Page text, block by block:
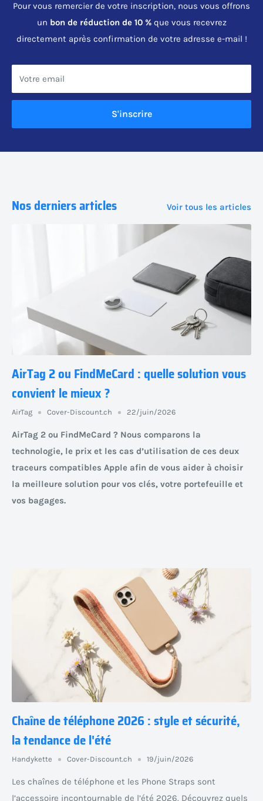
Pour vous remercier de votre inscription, nous vous offrons
un bon de réduction de 10 %que vous recevrez
directement après confirmation de votre adresse e-mail !
Votre email
S'inscrire
Nos derniers articles Voir tous les articles
AirTag 2 ou FindMeCard : quelle solution vous
convient le mieux ?
AirTag Cover-Discount.ch 22/juin/2026
AirTag 2 ou FindMeCard ? Nous comparons la
technologie, le prix et les cas d’utilisation de ces deux
traceurs compatibles Apple afin de vous aider à choisir
la meilleure solution pour vos clés, votre portefeuille et
vos bagages.
Chaîne de téléphone 2026 : style et sécurité,
la tendance de l'été
Handykette Cover-Discount.ch 19/juin/2026
Les chaînes de téléphone et les Phone Straps sont
l’accessoire incontournable de l’été 2026. Découvrez quels